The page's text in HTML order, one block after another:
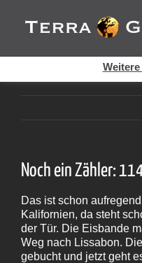
Inhalt
springen
Noch ein Zähler:
Das ist schon
Kalifornien, da steht
der Tür. Die Eisbande
Weg nach Lissabon.
gebucht und jetzt geht
Cookies helfen auf auf
Dienste. Durch die